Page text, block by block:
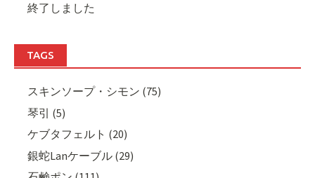
終了しました
TAGS
スキンソープ・シモン (75)
琴引 (5)
ケブタフェルト (20)
銀蛇Lanケーブル (29)